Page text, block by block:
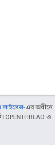
-এর অধীনে
OPENTHREAD ও